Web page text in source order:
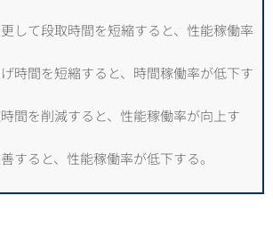
して段取時間を短縮すると、性能稼働率
時間を短縮すると、時間稼働率が低下す
間を削減すると、性能稼働率が向上す
すると、性能稼働率が低下する。